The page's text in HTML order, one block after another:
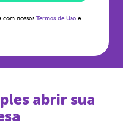
com nossos Termos de Uso e
abrir sua